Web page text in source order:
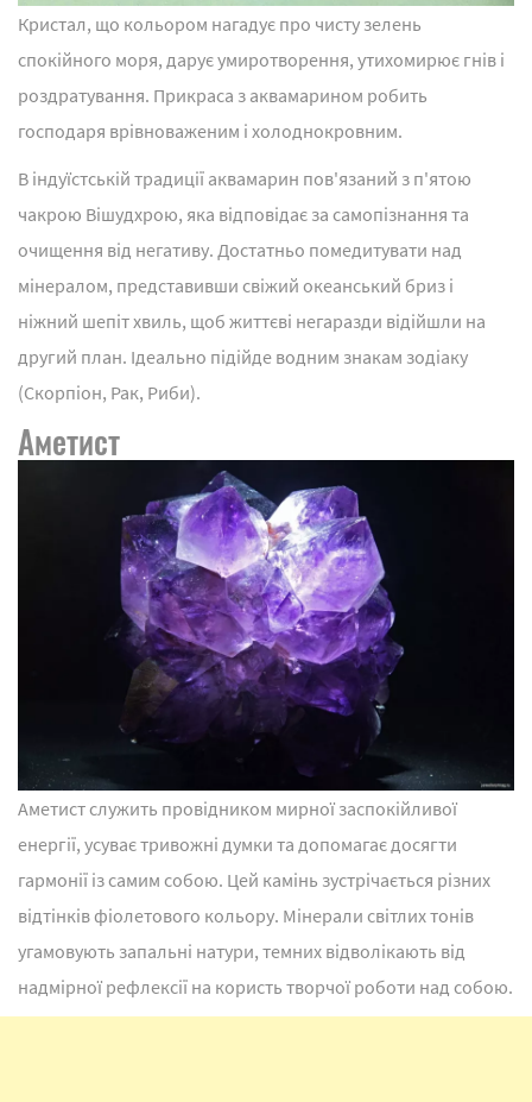
Кристал, що кольором нагадує про чисту зелень
спокійного моря, дарує умиротворення, утихомирює гнів і
роздратування. Прикраса з аквамарином робить
господаря врівноваженим і холоднокровним.
В індуїстській традиції аквамарин пов'язаний з п'ятою
чакрою Вішудхрою, яка відповідає за самопізнання та
очищення від негативу. Достатньо помедитувати над
мінералом, представивши свіжий океанський бриз і
ніжний шепіт хвиль, щоб життєві негаразди відійшли на
другий план. Ідеально підійде водним знакам зодіаку
(Скорпіон, Рак, Риби).
Аметист
Аметист служить провідником мирної заспокійливої
енергії, усуває тривожні думки та допомагає досягти
гармонії із самим собою. Цей камінь зустрічається різних
відтінків фіолетового кольору. Мінерали світлих тонів
угамовують запальні натури, темних відволікають від
надмірної рефлексії на користь творчої роботи над собою.